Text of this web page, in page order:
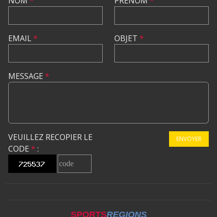
EMAIL* OBJET *
MESSAGE *
VEUILLEZ RECOPIER LE
CODE * :
ENVOYER
SPORTSREGIONS